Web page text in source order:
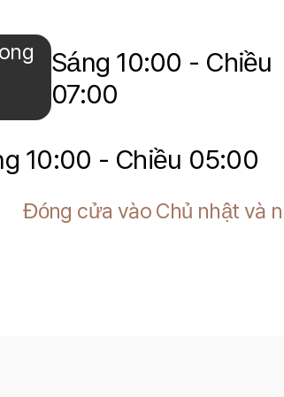
Sáng 10:00 - Chiều
07:00
10:00 - Chiều 05:00
Đóng cửa vào Chủ nhật và